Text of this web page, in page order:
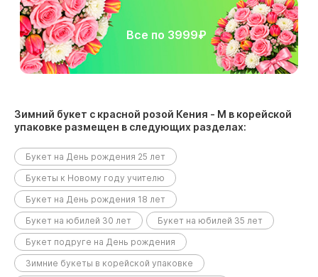
Все по 3999₽
Зимний букет с красной розой Кения - M в корейской
упаковке размещен в следующих разделах:
Букет на День рождения 25 лет
Букеты к Новому году учителю
Букет на День рождения 18 лет
Букет на юбилей 30 лет
Букет на юбилей 35 лет
Букет подруге на День рождения
Зимние букеты в корейской упаковке